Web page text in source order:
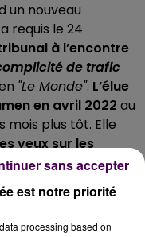
un nouveau
requis le 24
à l’encontre
de trafic
"Le Monde". L’élue
en avril 2022 au
mois plus tôt. Elle
yeux sur les
Ce procès est aussi
et dix-sept autres
affaire. C’est le
qui doit
est notre priorité
processing based on
sans accepter